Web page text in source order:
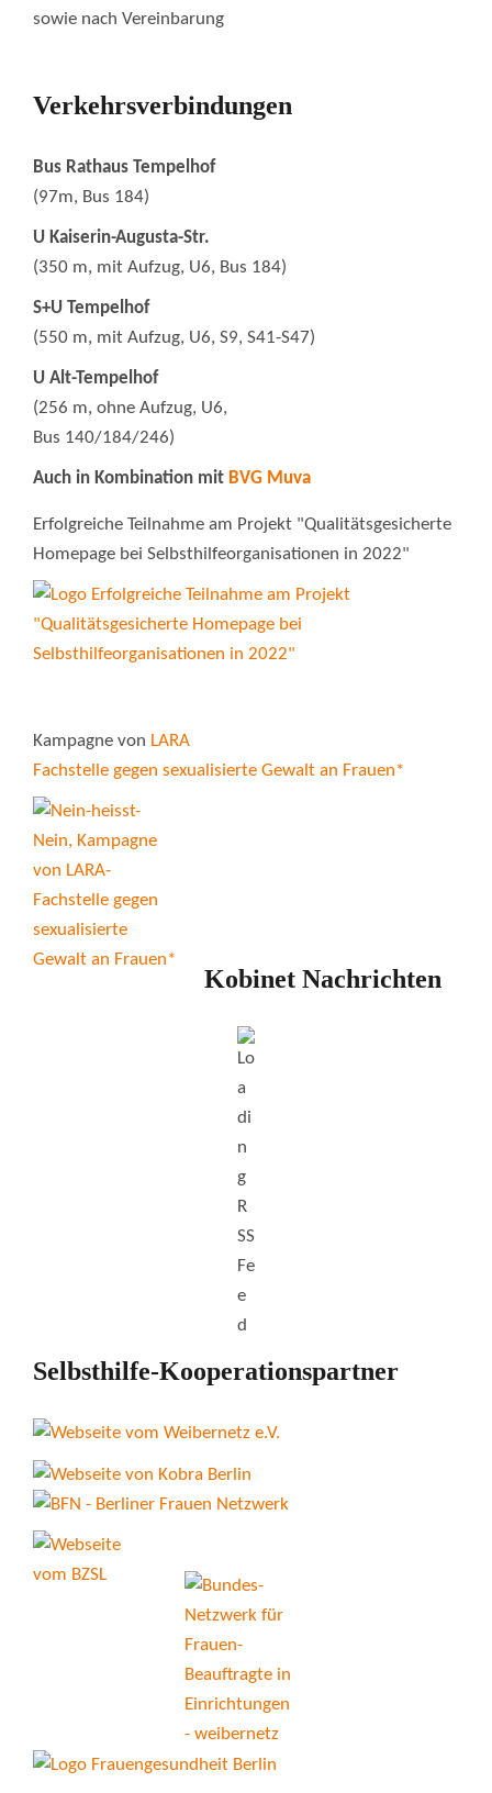
sowie nach Vereinbarung
Verkehrsverbindungen
Bus Rathaus Tempelhof
(97m, Bus 184)
U Kaiserin-Augusta-Str.
(350 m, mit Aufzug, U6, Bus 184)
S+U Tempelhof
(550 m, mit Aufzug, U6, S9, S41-S47)
U Alt-Tempelhof
(256 m, ohne Aufzug, U6,
Bus 140/184/246)
Auch in Kombination mit BVG Muva
Erfolgreiche Teilnahme am Projekt "Qualitätsgesicherte
Homepage bei Selbsthilfeorganisationen in 2022"
Kampagne von LARA
Fachstelle gegen sexualisierte Gewalt an Frauen*
Kobinet Nachrichten
Selbsthilfe-Kooperationspartner